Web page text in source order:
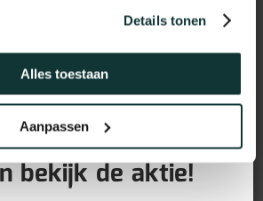
Details tonen
Alles toestaan
Aanpassen
MDF plint
RAL9016bij aankoop
jouw vloer!
bekijk de aktie!